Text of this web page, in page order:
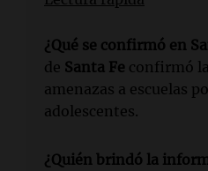
¿Qué se confirmó en
de Santa Fe confirmó
amenazas a escuelas
adolescentes.
¿Quién brindó la